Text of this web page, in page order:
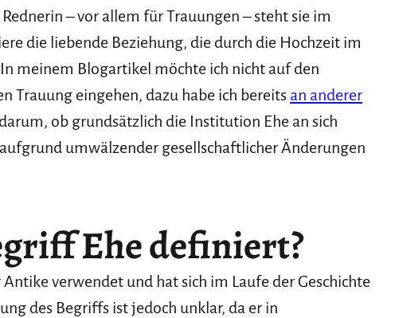
– vor allem für Trauungen – steht sie im
die liebende Beziehung, die durch die Hochzeit im
meinem Blogartikel möchte ich nicht auf den
Trauung eingehen, dazu habe ich bereits an anderer
ob grundsätzlich die Institution Ehe an sich
umwälzender gesellschaftlicher Änderungen
Ehe definiert?
verwendet und hat sich im Laufe der Geschichte
des Begriffs ist jedoch unklar, da er in